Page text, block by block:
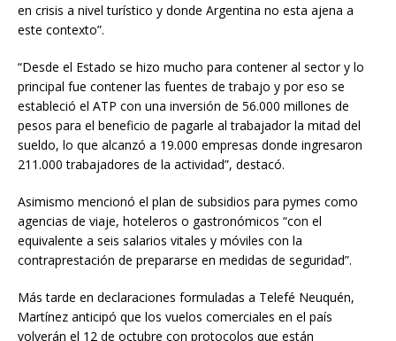
en crisis a nivel turístico y donde Argentina no esta ajena a
este contexto”.
“Desde el Estado se hizo mucho para contener al sector y lo
principal fue contener las fuentes de trabajo y por eso se
estableció el ATP con una inversión de 56.000 millones de
pesos para el beneficio de pagarle al trabajador la mitad del
sueldo, lo que alcanzó a 19.000 empresas donde ingresaron
211.000 trabajadores de la actividad”, destacó.
Asimismo mencionó el plan de subsidios para pymes como
agencias de viaje, hoteleros o gastronómicos “con el
equivalente a seis salarios vitales y móviles con la
contraprestación de prepararse en medidas de seguridad”.
Más tarde en declaraciones formuladas a Telefé Neuquén,
Martínez anticipó que los vuelos comerciales en el país
volverán el 12 de octubre con protocolos que están